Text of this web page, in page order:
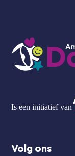
Is een initiatief van
Volg ons